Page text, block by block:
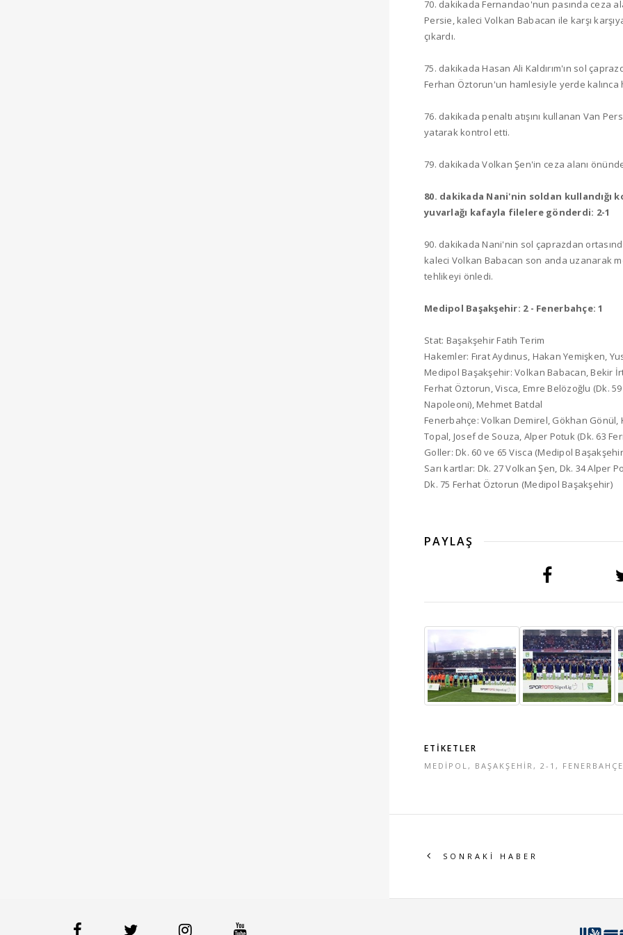
70. dakikada Fernandao'nun pasında ceza
Persie, kaleci Volkan Babacan ile karşı
çıkardı.
75. dakikada Hasan Ali Kaldırım'ın sol
Ferhan Öztorun'un hamlesiyle yerde kalınca
76. dakikada penaltı atışını kullanan Van
yatarak kontrol etti.
79. dakikada Volkan Şen'in ceza alanı
80. dakikada Nani'nin soldan kullandığı
yuvarlağı kafayla filelere gönderdi: 2-1
90. dakikada Nani'nin sol çaprazdan
kaleci Volkan Babacan son anda uzanarak
tehlikeyi önledi.
Medipol Başakşehir: 2 - Fenerbahçe: 1
Stat: Başakşehir Fatih Terim
Hakemler: Fırat Aydınus, Hakan Yemişken,
Medipol Başakşehir: Volkan Babacan, Bekir
Ferhat Öztorun, Visca, Emre Belözoğlu (Dk.
Napoleoni), Mehmet Batdal
Fenerbahçe: Volkan Demirel, Gökhan Gönül,
Topal, Josef de Souza, Alper Potuk (Dk. 63
Goller: Dk. 60 ve 65 Visca (Medipol
Sarı kartlar: Dk. 27 Volkan Şen, Dk. 34 Alper
Dk. 75 Ferhat Öztorun (Medipol Başakşehir)
PAYLAŞ
ETİKETLER
MEDİPOL, BAŞAKŞEHİR, 2-1 , FENERBAHÇE
SONRAKİ HABER